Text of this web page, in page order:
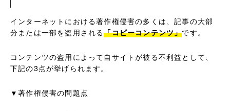
インターネットにおける著作権侵害の多くは、記事の大部
分または一部を盗用される「コピーコンテンツ」です。
コンテンツの盗用によって自サイトが被る不利益として、
下記の3点が挙げられます。
▼著作権侵害の問題点